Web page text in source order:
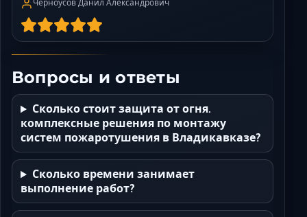
Черноусов Данил Александрович
Вопросы и ответы
Сколько стоит защита от огня.
комплексные решения по монтажу
систем пожаротушения в Владикавказе?
Сколько времени занимает
выполнение работ?